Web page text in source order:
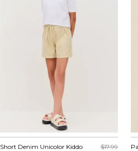
Short Denim Unicolor Kiddo $17.99